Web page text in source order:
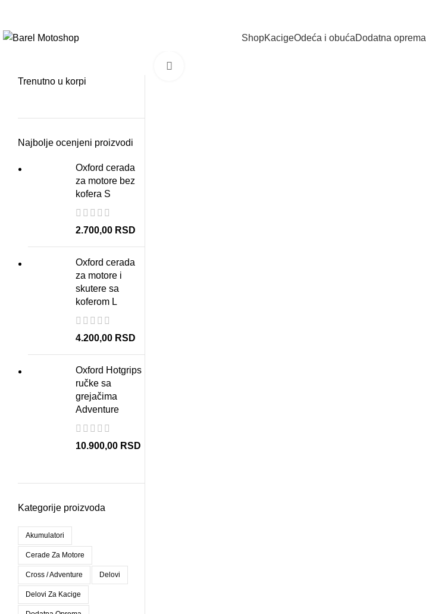
ShopKacigeOdeća i obućaDodatna oprema
Trenutno u korpi
Najbolje ocenjeni proizvodi
Oxford cerada
za motore bez
kofera S
2.700,00 RSD
Oxford cerada
za motore i
skutere sa
koferom L
4.200,00 RSD
Oxford Hotgrips
ručke sa
grejačima
Adventure
10.900,00 RSD
Kategorije proizvoda
Akumulatori
Cerade Za Motore
Cross / Adventure Delovi
Delovi Za Kacige